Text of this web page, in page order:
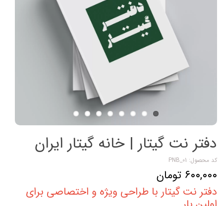
دفتر نت گیتار | خانه گیتار ایران
کد محصول: PNB_01
۶۰۰,۰۰۰ تومان
دفتر نت گیتار با طراحی ویژه و اختصاصی برای